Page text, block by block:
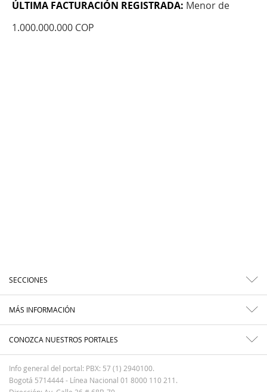
ÚLTIMA FACTURACIÓN REGISTRADA: Menor de
1.000.000.000 COP
SECCIONES
MÁS INFORMACIÓN
CONOZCA NUESTROS PORTALES
Info general del portal: PBX: 57 (1) 2940100.
Bogotá 5714444 - Línea Nacional 01 8000 110 211.